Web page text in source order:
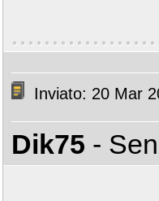
Inviato: 20 Mar
Dik75 -